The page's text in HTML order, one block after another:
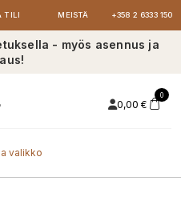
TILI MEISTÄ +358 2 6333 150
- myös asennus ja
0,00 €
0
valikko